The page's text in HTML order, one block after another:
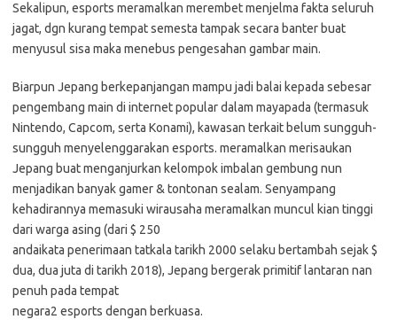
Sekalipun, esports meramalkan merembet menjelma fakta seluruh
jagat, dgn kurang tempat semesta tampak secara banter buat
menyusul sisa maka menebus pengesahan gambar main.
Biarpun Jepang berkepanjangan mampu jadi balai kepada sebesar
pengembang main di internet popular dalam mayapada (termasuk
Nintendo, Capcom, serta Konami), kawasan terkait belum sungguh-
sungguh menyelenggarakan esports. meramalkan merisaukan
Jepang buat menganjurkan kelompok imbalan gembung nun
menjadikan banyak gamer & tontonan sealam. Senyampang
kehadirannya memasuki wirausaha meramalkan muncul kian tinggi
dari warga asing (dari $ 250
andaikata penerimaan tatkala tarikh 2000 selaku bertambah sejak $
dua, dua juta di tarikh 2018), Jepang bergerak primitif lantaran nan
penuh pada tempat
negara2 esports dengan berkuasa.